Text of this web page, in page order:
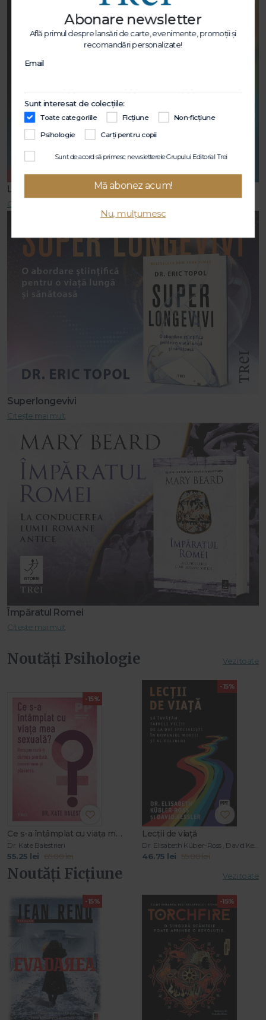
Lecții de viață
Citește mai mult
Superlongevivi
Citește mai mult
Împăratul Romei
Citește mai mult
Noutăți Psihologie Vezi toate
-15%
Ce s-a întâmplat cu viața mea sexuală?
Dr. Kate Balestrieri
55.25 lei 65.00 lei
-15%
Lecții de viață
Dr. Elisabeth Kübler-Ross , David Kessler
46.75 lei 55.00 lei
Noutăți Ficțiune Vezi toate
-15% -15%
Abonare newsletter
Află primul despre lansări de carte, evenimente, promoții și
recomandări personalizate!
Email
Sunt interesat de colecțiile:
Toate categoriile Ficțiune
Non-ficțiune
Psihologie
Carți pentru copii
Sunt de acord să primesc newsletterele Grupului Editorial Trei
Mă abonez acum!
Nu, mulțumesc